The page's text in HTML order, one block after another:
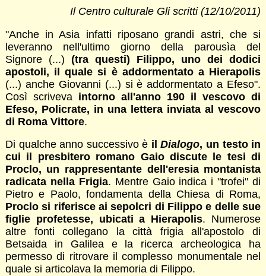
Il Centro culturale Gli scritti (12/10/2011)
"Anche in Asia infatti riposano grandi astri, che si
leveranno nell'ultimo giorno della parousìa del
Signore (...) (tra questi) Filippo, uno dei dodici
apostoli, il quale si è addormentato a Hierapolis
(...) anche Giovanni (...) si è addormentato a Efeso".
Così scriveva intorno all'anno 190 il vescovo di
Efeso, Policrate, in una lettera inviata al vescovo
di Roma Vittore.
Di qualche anno successivo è ilDialogo, un testo in
cui il presbitero romano Gaio discute le tesi di
Proclo, un rappresentante dell'eresia montanista
radicata nella Frigia. Mentre Gaio indica i "trofei" di
Pietro e Paolo, fondamenta della Chiesa di Roma,
Proclo si riferisce ai sepolcri di Filippo e delle sue
figlie profetesse, ubicati a Hierapolis. Numerose
altre fonti collegano la città frigia all'apostolo di
Betsaida in Galilea e la ricerca archeologica ha
permesso di ritrovare il complesso monumentale nel
quale si articolava la memoria di Filippo.